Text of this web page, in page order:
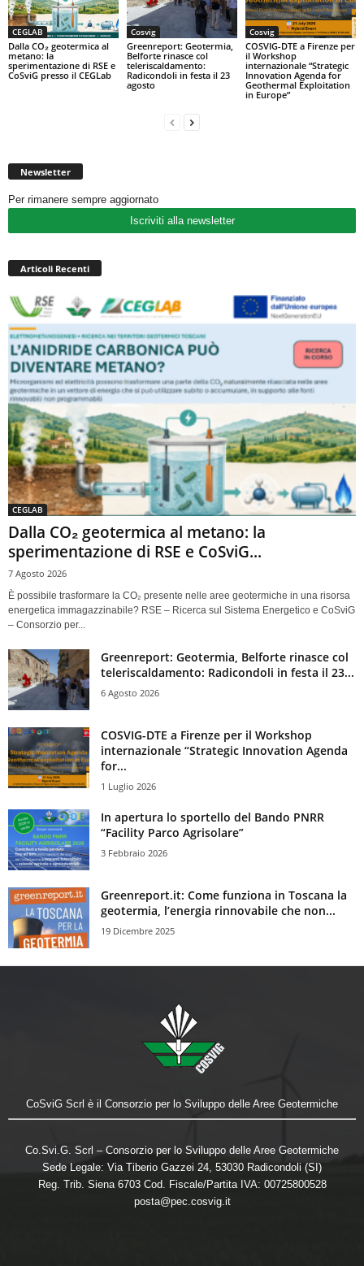
CEGLAB
Dalla CO₂ geotermica al
metano: la
sperimentazione di RSE e
CoSviG presso il CEGLab
Cosvig
Greenreport: Geotermia,
Belforte rinasce col
teleriscaldamento:
Radicondoli in festa il 23
agosto
Cosvig
COSVIG-DTE a Firenze per
il Workshop
internazionale “Strategic
Innovation Agenda for
Geothermal Exploitation
in Europe”
Newsletter
Per rimanere sempre aggiornato
Iscriviti alla newsletter
Articoli Recenti
CEGLAB
Dalla CO₂ geotermica al metano: la
sperimentazione di RSE e CoSviG...
7 Agosto 2026
È possibile trasformare la CO₂ presente nelle aree geotermiche in una risorsa
energetica immagazzinabile? RSE – Ricerca sul Sistema Energetico e CoSviG
– Consorzio per...
Greenreport: Geotermia, Belforte rinasce col
teleriscaldamento: Radicondoli in festa il 23...
6 Agosto 2026
COSVIG-DTE a Firenze per il Workshop
internazionale “Strategic Innovation Agenda
for...
1 Luglio 2026
In apertura lo sportello del Bando PNRR
“Facility Parco Agrisolare”
3 Febbraio 2026
Greenreport.it: Come funziona in Toscana la
geotermia, l’energia rinnovabile che non...
19 Dicembre 2025
CoSviG Scrl è il Consorzio per lo Sviluppo delle Aree Geotermiche
Co.Svi.G. Scrl – Consorzio per lo Sviluppo delle Aree Geotermiche
Sede Legale: Via Tiberio Gazzei 24, 53030 Radicondoli (SI)
Reg. Trib. Siena 6703 Cod. Fiscale/Partita IVA: 00725800528
posta@pec.cosvig.it